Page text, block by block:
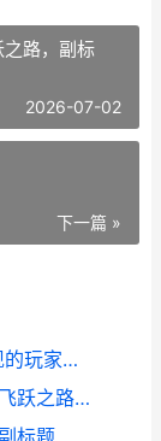
路，副标
2026-07-02
下一篇 »
怎么制作我的世界MOD，从构思到实现的玩家指南
我的世界怎么做跑酷，从新手到大师的飞跃之路，副标题，方块间的舞蹈艺术
标题